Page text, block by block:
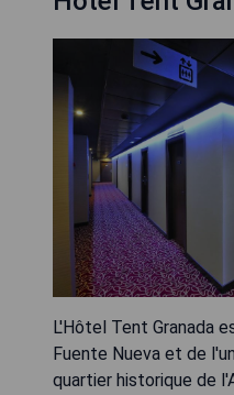
L'Hôtel Tent Granada
Fuente Nueva et de
quartier historique de